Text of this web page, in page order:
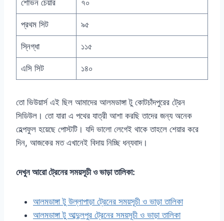
শোভন চেয়ার ৭০
প্রথম সিট ৯৫
স্নিগ্ধা ১১৫
এসি সিট ১৪০
তো ভিউয়ার্স এই ছিল আমাদের আলমডাঙ্গা টু কোটচাঁদপুরের ট্রেন
সিডিউল। তো যারা এ পথের যাত্রী আশা করছি তাদের জন্য অনেক
হেল্পফুল হয়েছে পোস্টটি। যদি ভালো লেগেই থাকে তাহলে শেয়ার করে
দিন, আজকের মত এখানেই বিদায় নিচ্ছি ধন্যবাদ।
দেখুন আরো ট্রেনের সময়সূচী ও ভাড়া তালিকা:
আলমডাঙ্গা টু উল্লাপাড়া ট্রেনের সময়সূচী ও ভাড়া তালিকা
আলমডাঙ্গা টু আব্দুলপুর ট্রেনের সময়সূচী ও ভাড়া তালিকা